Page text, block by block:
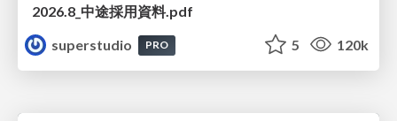
2026.8_中途採用資料.pdf
superstudio
PRO 5 120k